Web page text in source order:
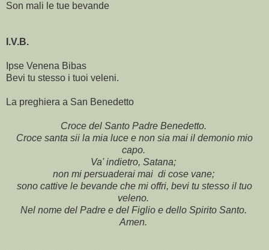
Son mali le tue bevande
I.V.B.
Ipse Venena Bibas
Bevi tu stesso i tuoi veleni.
La preghiera a San Benedetto
Croce del Santo Padre Benedetto.
Croce santa sii la mia luce e non sia mai il demonio mio
capo.
Va' indietro, Satana;
non mi persuaderai mai di cose vane;
sono cattive le bevande che mi offri, bevi tu stesso il tuo
veleno.
Nel nome del Padre e del Figlio e dello Spirito Santo.
Amen.